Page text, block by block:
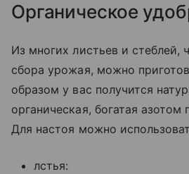
Органическое
Из многих листьев и стеблей,
сбора урожая, можно
образом у вас получится
органическая, богатая азотом
Для настоя можно
лстья: